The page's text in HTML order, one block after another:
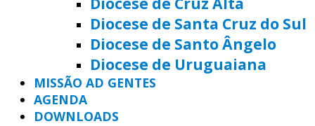
Diocese de Santa Cruz do Sul
Diocese de Santo Ângelo
Diocese de Uruguaiana
MISSÃO AD GENTES
AGENDA
DOWNLOADS